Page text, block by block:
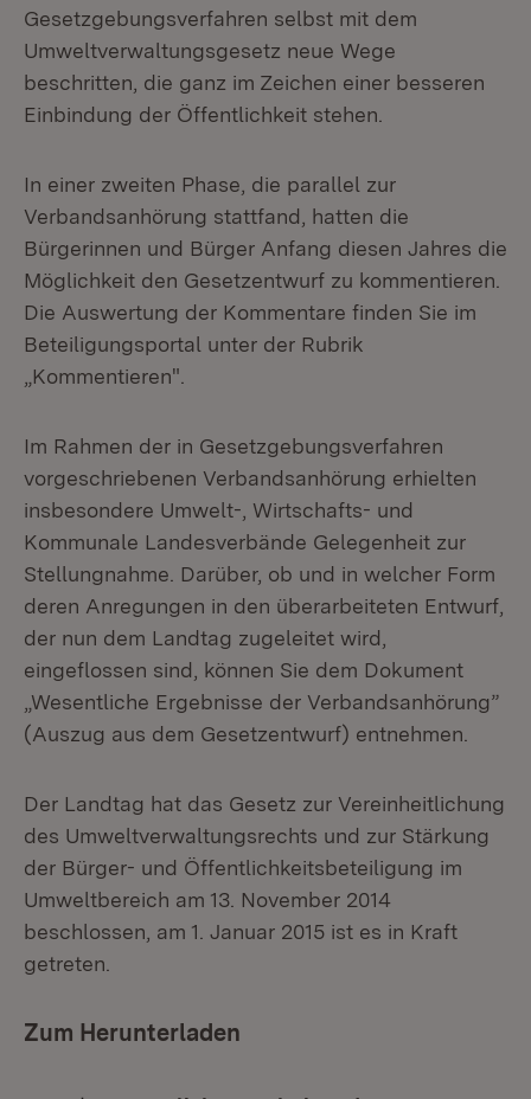
Gesetzgebungsverfahren selbst mit dem
Umweltverwaltungsgesetz neue Wege
beschritten, die ganz im Zeichen einer besseren
Einbindung der Öffentlichkeit stehen.
In einer zweiten Phase, die parallel zur
Verbandsanhörung stattfand, hatten die
Bürgerinnen und Bürger Anfang diesen Jahres die
Möglichkeit den Gesetzentwurf zu kommentieren.
Die Auswertung der Kommentare finden Sie im
Beteiligungsportal unter der Rubrik
„Kommentieren".
Im Rahmen der in Gesetzgebungsverfahren
vorgeschriebenen Verbandsanhörung erhielten
insbesondere Umwelt-, Wirtschafts- und
Kommunale Landesverbände Gelegenheit zur
Stellungnahme. Darüber, ob und in welcher Form
deren Anregungen in den überarbeiteten Entwurf,
der nun dem Landtag zugeleitet wird,
eingeflossen sind, können Sie dem Dokument
„Wesentliche Ergebnisse der Verbandsanhörung”
(Auszug aus dem Gesetzentwurf) entnehmen.
Der Landtag hat das Gesetz zur Vereinheitlichung
des Umweltverwaltungsrechts und zur Stärkung
der Bürger- und Öffentlichkeitsbeteiligung im
Umweltbereich am 13. November 2014
beschlossen, am 1. Januar 2015 ist es in Kraft
getreten.
Zum Herunterladen